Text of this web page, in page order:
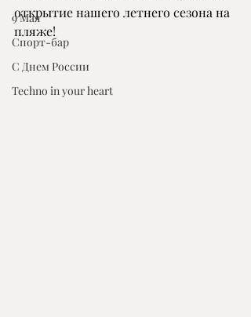
9 Мая
Спорт-бар
С Днем России
Techno in your heart
открытие нашего летнего сезона на
пляже!